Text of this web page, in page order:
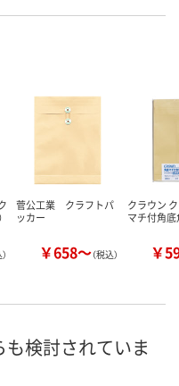
菅公工業 クラフトパ
ッカー
￥658～（税込）
クラウン
マチ付角底
￥
検討されていま